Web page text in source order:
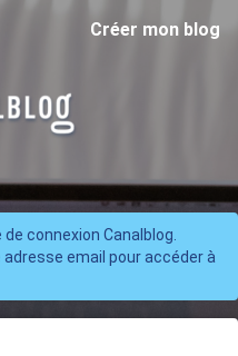
Créer mon blog
connexion Canalblog.
email pour accéder à